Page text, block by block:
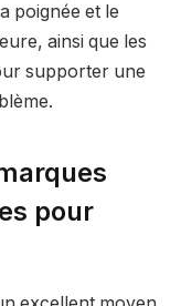
poignée et le
ainsi que les
supporter une
pour